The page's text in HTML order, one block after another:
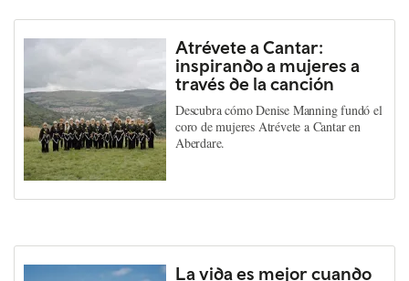
Atrévete a Cantar:
inspirando a mujeres a
través de la canción
Descubra cómo Denise Manning fundó el
coro de mujeres Atrévete a Cantar en
Aberdare.
La vida es mejor cuando